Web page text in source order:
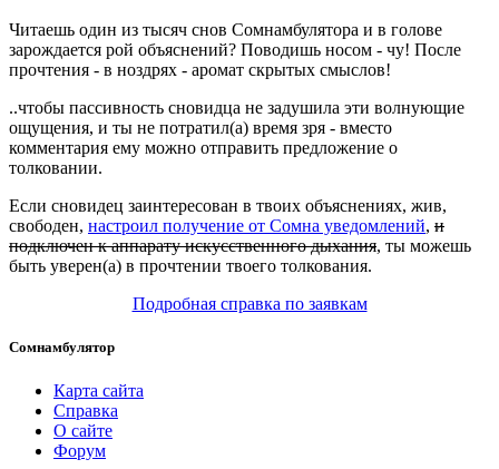
Читаешь один из тысяч снов Сомнамбулятора и в голове
зарождается рой объяснений? Поводишь носом - чу! После
прочтения - в ноздрях - аромат скрытых смыслов!
..чтобы пассивность сновидца не задушила эти волнующие
ощущения, и ты не потратил(а) время зря - вместо
комментария ему можно отправить предложение о
толковании.
Если сновидец заинтересован в твоих объяснениях, жив,
свободен, настроил получение от Сомна уведомлений, и
подключен к аппарату искусственного дыхания, ты можешь
быть уверен(а) в прочтении твоего толкования.
Подробная справка по заявкам
Сомнамбулятор
Карта сайта
Справка
О сайте
Форум